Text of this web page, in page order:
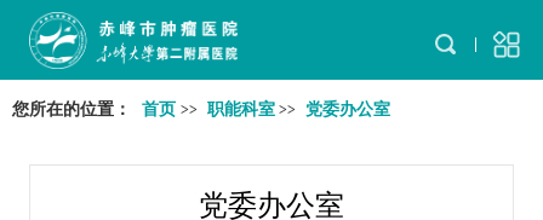
您所在的位置： 首页 >> 职能科室 >> 党委办公室
党委办公室